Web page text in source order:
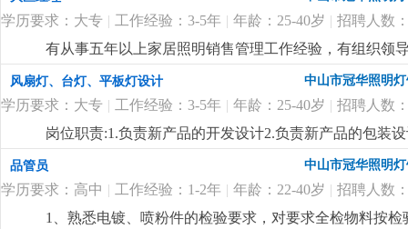
学历要求：大专 | 工作经验：3-5年 | 年龄：25-40岁 | 招聘人数
有从事五年以上家居照明销售管理工作经验，有组织领
排，熟悉当地市场。更详细...
风扇灯、台灯、平板灯设计 中山市冠华照明
学历要求：大专 | 工作经验：3-5年 | 年龄：25-40岁 | 招聘人数
岗位职责:1.负责新产品的开发设计2.负责新产品的包装
制定新产品的工艺流程岗位要求:1.大专以上学历，产品
功底3.有二年灯饰行业灯饰产品设计工作经验4.有欧、
品管员 中山市冠华照明
学历要求：高中 | 工作经验：1-2年 | 年龄：22-40岁 | 招聘人数
1、熟悉电镀、喷粉件的检验要求，对要求全检物料按